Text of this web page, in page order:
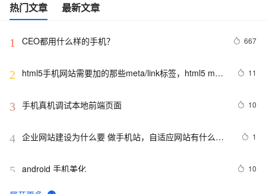
热门文章 最新文章
1 CEO都用什么样的手机？ 667
2
html5手机网站需要加的那些meta/link标签，html5 meta
11
3 手机真机调试本地前端页面 10
4 企业网站建设为什么要 做手机站，自适应网站有什么优
1
5 android 手机美化 10